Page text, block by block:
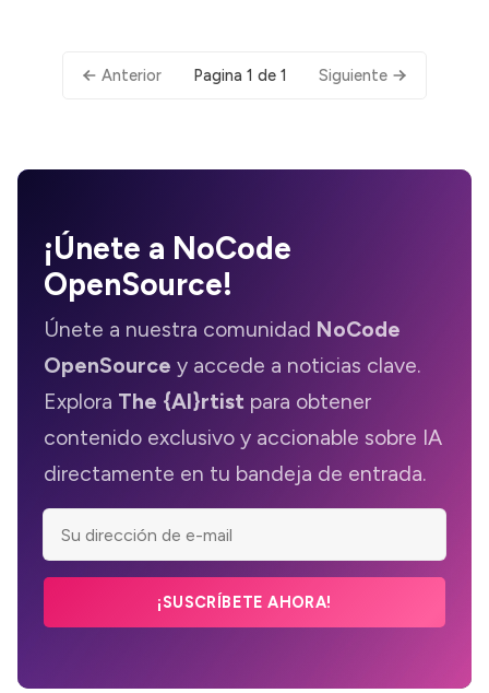
Anterior Pagina 1 de 1 Siguiente
¡Únete a NoCode
OpenSource!
Únete a nuestra comunidad NoCode
OpenSource y accede a noticias clave.
Explora The {AI}rtist para obtener
contenido exclusivo y accionable sobre IA
directamente en tu bandeja de entrada.
¡SUSCRÍBETE AHORA!